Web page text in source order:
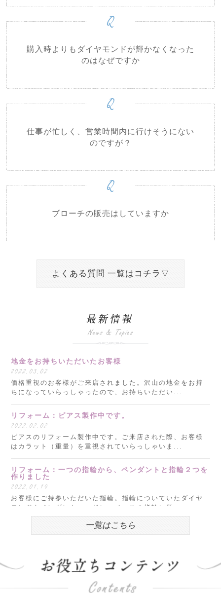
Q
購入時よりもダイヤモンドが輝かなくなった
のはなぜですか
Q
仕事が忙しく、営業時間内に行けそうにない
のですが？
Q
ブローチの販売はしていますか
よくある質問 一覧はコチラ▽
地金をお持ちいただいたお客様
2022.03.02
価格重視のお客様がご来店されました。沢山の地金をお持
ちになっていらっしゃったので、お持ちいただい...
リフォーム：ピアス製作中です。
2022.02.02
ピアスのリフォーム製作中です。ご来店された際、お客様
はカラット（重量）を重視されていらっしゃいま...
リフォーム：一つの指輪から、ペンダントと指輪２つを
作りました
2022.01.19
お客様にご持参いただいた指輪。指輪についていたダイヤ
モンドをペンダントヘッドに、ベースの指輪に新...
明けましておめでとうございます。
しくお願いいたします。 昨年度は、おかげさま...
一覧はこちら